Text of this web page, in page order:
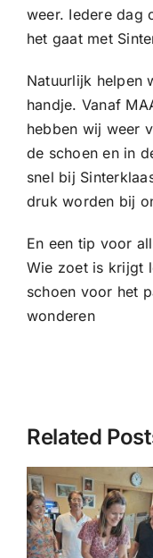
weer. Iedere dag
het gaat met
Natuurlijk helpen
handje. Vanaf
hebben wij weer
de schoen en in
snel bij
druk worden bij
En een tip voor
Wie zoet is krijgt
schoen voor het
wonderen
Related